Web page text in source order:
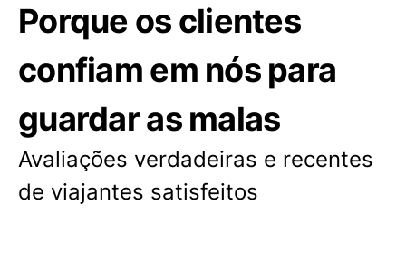
Porque os clientes
confiam em nós para
guardar as malas
Avaliações verdadeiras e recentes
de viajantes satisfeitos